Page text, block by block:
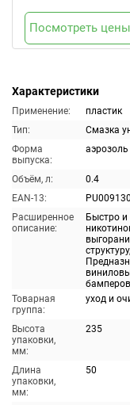
Характеристики
Применение:
пластик
Тип:
Смазка
Форма
выпуска:
аэрозоль
Объём, л:
0.4
EAN-13:
Расширенное
описание:
Быстро и
Товарная
группа:
уход и
Высота
упаковки,
мм:
235
Длина
упаковки,
мм:
50
Посмотреть